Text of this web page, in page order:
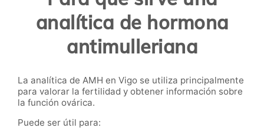
analítica de hormona
antimulleriana
La analítica de AMH en Vigo se utiliza principalmente
para valorar la fertilidad y obtener información sobre
la función ovárica.
Puede ser útil para: